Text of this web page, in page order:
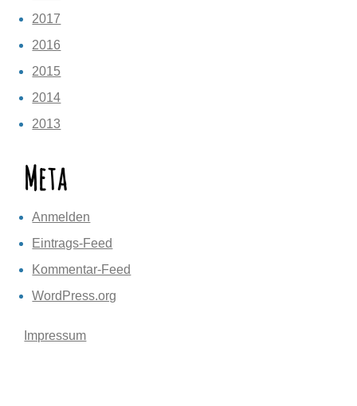
2017
2016
2015
2014
2013
Meta
Anmelden
Eintrags-Feed
Kommentar-Feed
WordPress.org
Impressum